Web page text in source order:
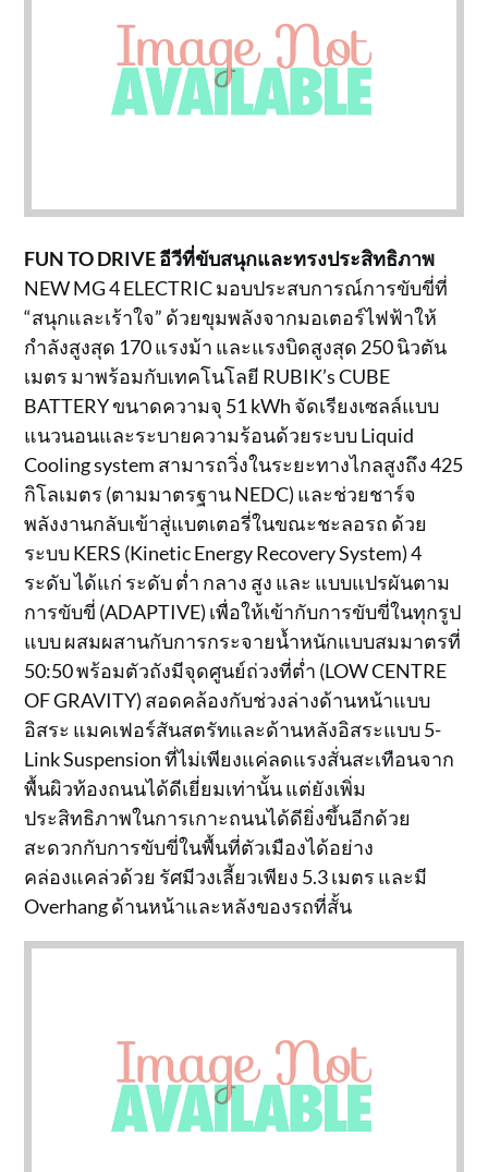
FUN TO DRIVE อีวีที่ขับสนุกและทรงประสิทธิภาพ
NEW MG 4 ELECTRIC มอบประสบการณ์การขับขี่ที่
“สนุกและเร้าใจ” ด้วยขุมพลังจากมอเตอร์ไฟฟ้าให้
กำลังสูงสุด 170 แรงม้า และแรงบิดสูงสุด 250 นิวตัน
เมตร มาพร้อมกับเทคโนโลยี RUBIK’s CUBE
BATTERY ขนาดความจุ 51 kWh จัดเรียงเซลล์แบบ
แนวนอนและระบายความร้อนด้วยระบบ Liquid
Cooling system สามารถวิ่งในระยะทางไกลสูงถึง 425
กิโลเมตร (ตามมาตรฐาน NEDC) และช่วยชาร์จ
พลังงานกลับเข้าสู่แบตเตอรี่ในขณะชะลอรถ ด้วย
ระบบ KERS (Kinetic Energy Recovery System) 4
ระดับ ได้แก่ ระดับ ต่ำ กลาง สูง และ แบบแปรผันตาม
การขับขี่ (ADAPTIVE) เพื่อให้เข้ากับการขับขี่ในทุกรูป
แบบ ผสมผสานกับการกระจายน้ำหนักแบบสมมาตรที่
50:50 พร้อมตัวถังมีจุดศูนย์ถ่วงที่ต่ำ (LOW CENTRE
OF GRAVITY) สอดคล้องกับช่วงล่างด้านหน้าแบบ
อิสระ แมคเฟอร์สันสตรัทและด้านหลังอิสระแบบ 5-
Link Suspension ที่ไม่เพียงแค่ลดแรงสั่นสะเทือนจาก
พื้นผิวท้องถนนได้ดีเยี่ยมเท่านั้น แต่ยังเพิ่ม
ประสิทธิภาพในการเกาะถนนได้ดียิ่งขึ้นอีกด้วย
สะดวกกับการขับขี่ในพื้นที่ตัวเมืองได้อย่าง
คล่องแคล่วด้วย รัศมีวงเลี้ยวเพียง 5.3 เมตร และมี
Overhang ด้านหน้าและหลังของรถที่สั้น